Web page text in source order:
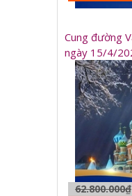
Cung đường
ngày 15/4/
62.800.000₫